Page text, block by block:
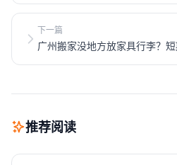
下一篇
广州搬家没地方放家具行李？
推荐阅读